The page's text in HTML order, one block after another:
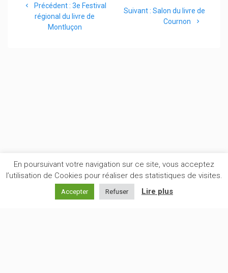
Précédent : Article
précédent
:
3e Festival
régional du livre de
Montluçon
Suivant : Article
suivant
Salon du livre de
Cournon
En poursuivant votre navigation sur ce site, vous acceptez
l’utilisation de Cookies pour réaliser des statistiques de visites.
Accepter Refuser Lire plus